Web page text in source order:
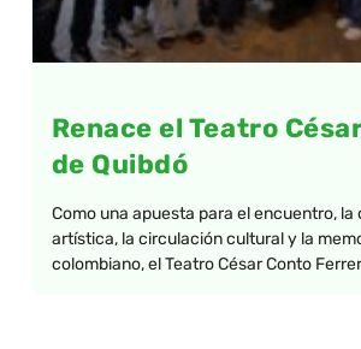
Renace el Teatro
de Quibdó
Como una apuesta para el encuentro, la
artística, la circulación cultural y la
colombiano, el Teatro César Conto